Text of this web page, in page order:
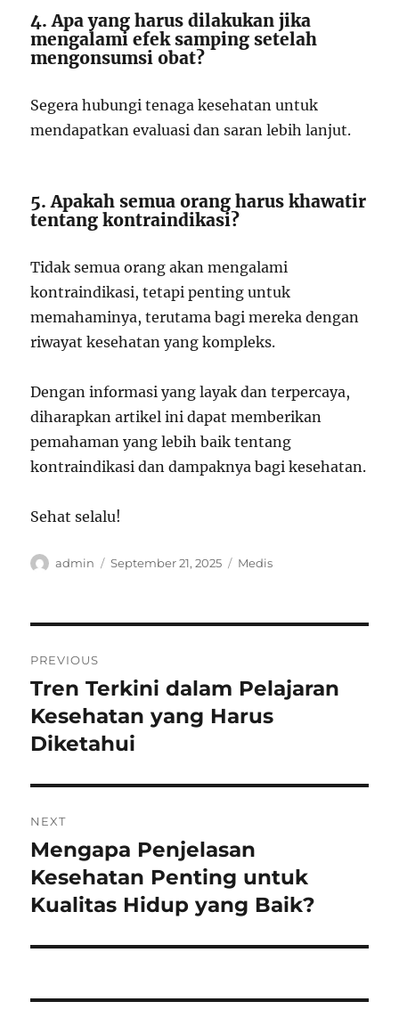
4. Apa yang harus dilakukan jika
mengalami efek samping setelah
mengonsumsi obat?
Segera hubungi tenaga kesehatan untuk
mendapatkan evaluasi dan saran lebih lanjut.
5. Apakah semua orang harus khawatir
tentang kontraindikasi?
Tidak semua orang akan mengalami
kontraindikasi, tetapi penting untuk
memahaminya, terutama bagi mereka dengan
riwayat kesehatan yang kompleks.
Dengan informasi yang layak dan terpercaya,
diharapkan artikel ini dapat memberikan
pemahaman yang lebih baik tentang
kontraindikasi dan dampaknya bagi kesehatan.
Sehat selalu!
Author
admin
Posted
September 21, 2025 Categories
Medis
navigation
PREVIOUS
Previous
post:
Tren Terkini dalam Pelajaran
Kesehatan yang Harus
Diketahui
NEXT
Next
post:
Mengapa Penjelasan
Kesehatan Penting untuk
Kualitas Hidup yang Baik?